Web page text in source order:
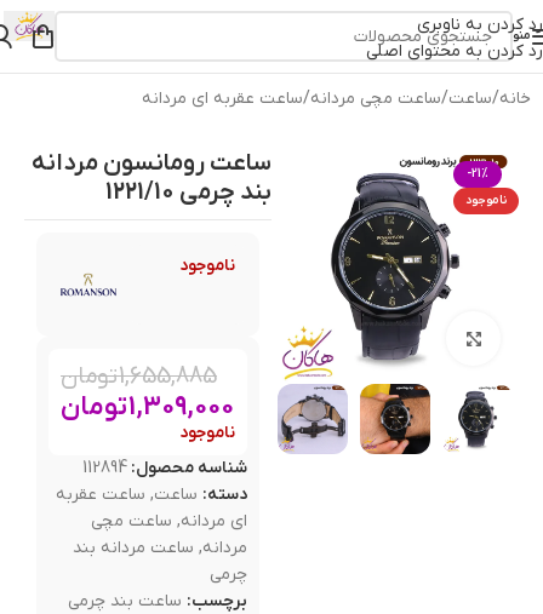
رد کردن به ناوبری
رد کردن به محتوای اصلی
منو
خانه/ساعت/ساعت مچی مردانه/ساعت عقربه ای مردانه
-21%
ناموجود
بزرگنمایی تصویر
ساعت رومانسون مردانه
بند چرمی 1221/10
ناموجود
1,655,885تومان
1,309,000تومان
ناموجود
شناسه محصول: 112894
دسته: ساعت, ساعت عقربه
ای مردانه, ساعت مچی
مردانه, ساعت مردانه بند
چرمی
برچسب: ساعت بند چرمی